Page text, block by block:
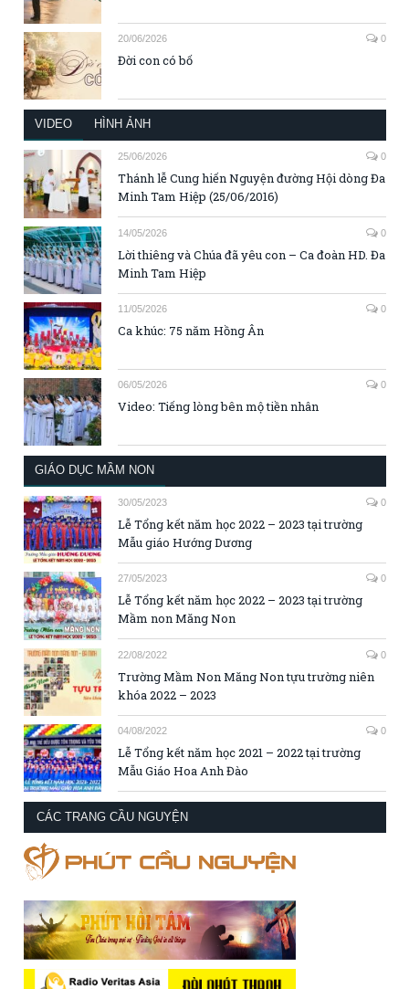
20/06/2026 0
Đời con có bố
VIDEO HÌNH ẢNH
25/06/2026 0
Thánh lễ Cung hiến Nguyện đường Hội dòng Đa
Minh Tam Hiệp (25/06/2016)
14/05/2026 0
Lời thiêng và Chúa đã yêu con – Ca đoàn HD. Đa
Minh Tam Hiệp
11/05/2026 0
Ca khúc: 75 năm Hồng Ân
06/05/2026 0
Video: Tiếng lòng bên mộ tiền nhân
GIÁO DỤC MẦM NON
30/05/2023 0
Lễ Tổng kết năm học 2022 – 2023 tại trường
Mẫu giáo Hướng Dương
27/05/2023 0
Lễ Tổng kết năm học 2022 – 2023 tại trường
Mầm non Măng Non
22/08/2022 0
Trường Mầm Non Măng Non tựu trường niên
khóa 2022 – 2023
04/08/2022 0
Lễ Tổng kết năm học 2021 – 2022 tại trường
Mẫu Giáo Hoa Anh Đào
CÁC TRANG CẦU NGUYỆN